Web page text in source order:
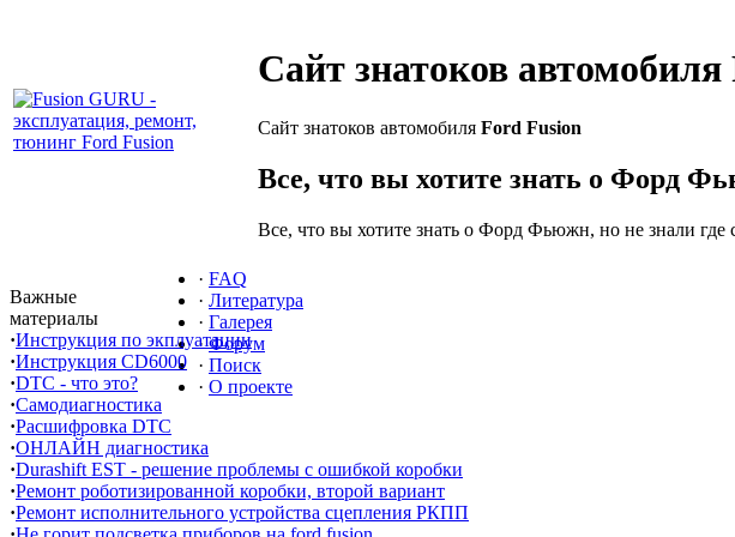
Сайт знатоков автомобиля
Сайт знатоков автомобиля Ford Fusion
Все, что вы хотите знать о Форд
Все, что вы хотите знать о Форд Фьюжн, но не знали где
· FAQ
· Литература
· Галерея
· Форум
· Поиск
· О проекте
Важные
материалы
·Инструкция по экплуатации
·Инструкция CD6000
·DTC - что это?
·Самодиагностика
·Расшифровка DTC
·ОНЛАЙН диагностика
·Durashift EST - решение проблемы с ошибкой коробки
·Ремонт роботизированной коробки, второй вариант
·Ремонт исполнительного устройства сцепления РКПП